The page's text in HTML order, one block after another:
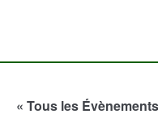
« Tous les Évènements